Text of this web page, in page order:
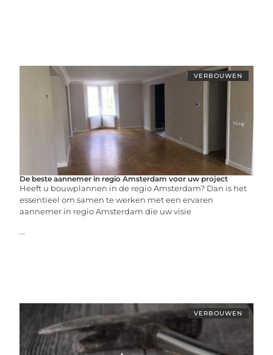
VERBOUWEN
De beste aannemer in regio Amsterdam voor uw project
Heeft u bouwplannen in de regio Amsterdam? Dan is het
essentieel om samen te werken met een ervaren
aannemer in regio Amsterdam die uw visie
...
VERBOUWEN